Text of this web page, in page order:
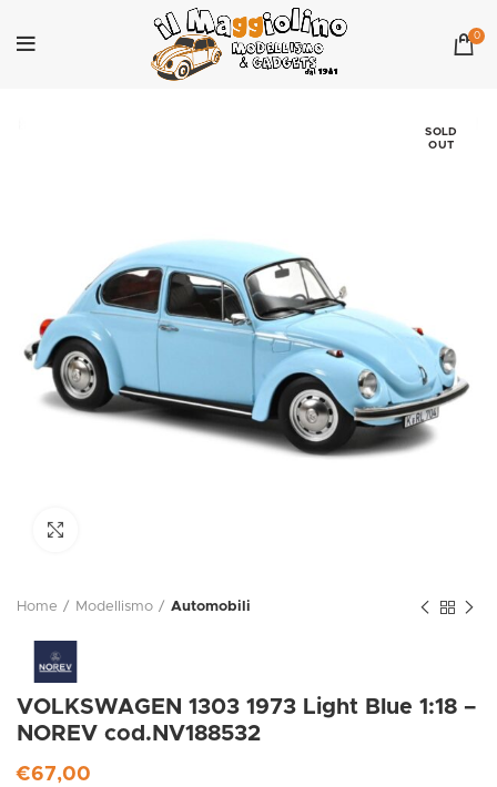
0
SOLD
OUT
Home Modellismo Automobili
VOLKSWAGEN 1303 1973 Light Blue 1:18 –
NOREV cod.NV188532
€67,00